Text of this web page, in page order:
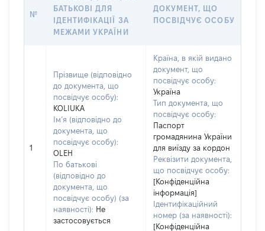
№
БАТЬКОВІ ДЛЯ
ІДЕНТИФІКАЦІЇ ЗА
МЕЖАМИ УКРАЇНИ
ДОКУМЕНТ, ЩО
ПОСВІДЧУЄ ОСОБУ
1
Прізвище (відповідно
до документа, що
посвідчує особу):
KOLIUKA
Ім’я (відповідно до
документа, що
посвідчує особу):
OLEH
По батькові
(відповідно до
документа, що
посвідчує особу) (за
наявності): Не
застосовується
Країна, в якій видано
документ, що
посвідчує особу:
Україна
Тип документа, що
посвідчує особу:
Паспорт
громадянина України
для виїзду за кордон
Реквізити документа,
що посвідчує особу:
[Конфіденційна
інформація]
Ідентифікаційний
номер (за наявності):
[Конфіденційна